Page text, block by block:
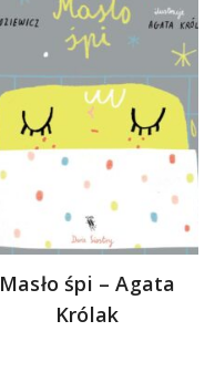
Masło śpi – Agata
Królak